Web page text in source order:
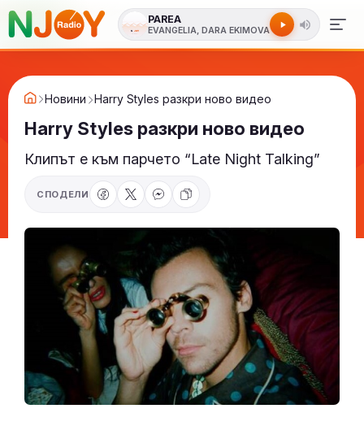
PAREA
EVANGELIA, DARA EKIMOVA
Новини Harry Styles разкри ново видео
Harry Styles разкри ново видео
Клипът е към парчето “Late Night Talking”
СПОДЕЛИ